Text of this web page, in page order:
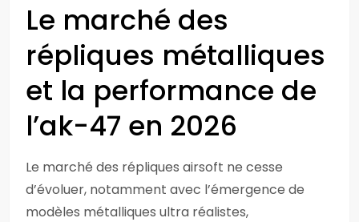
Le marché des
répliques métalliques
et la performance de
l’ak-47 en 2026
Le marché des répliques airsoft ne cesse
d’évoluer, notamment avec l’émergence de
modèles métalliques ultra réalistes,